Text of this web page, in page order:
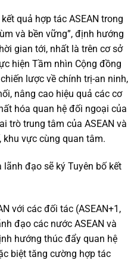
quả hợp tác ASEAN trong
và bền vững”, định hướng
gian tới, nhất là trên cơ sở
hiện Tầm nhìn Cộng đồng
lược về chính trị-an ninh,
nâng cao hiệu quả các cơ
hóa quan hệ đối ngoại của
trò trung tâm của ASEAN và
khu vực cùng quan tâm.
đạo sẽ ký Tuyên bố kết
với các đối tác (ASEAN+1,
đạo các nước ASEAN và
hướng thúc đẩy quan hệ
biệt tăng cường hợp tác